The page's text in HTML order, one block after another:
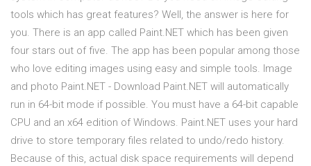
tools which has great features? Well, the answer is here for
you. There is an app called Paint.NET which has been given
four stars out of five. The app has been popular among those
who love editing images using easy and simple tools. Image
and photo Paint.NET - Download Paint.NET will automatically
run in 64-bit mode if possible. You must have a 64-bit capable
CPU and an x64 edition of Windows. Paint.NET uses your hard
drive to store temporary files related to undo/redo history.
Because of this, actual disk space requirements will depend